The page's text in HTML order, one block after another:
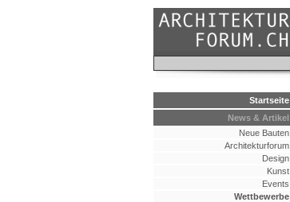
Startseite
News & Artikel
Neue Bauten
Architekturforum
Design
Kunst
Events
Wettbewerbe